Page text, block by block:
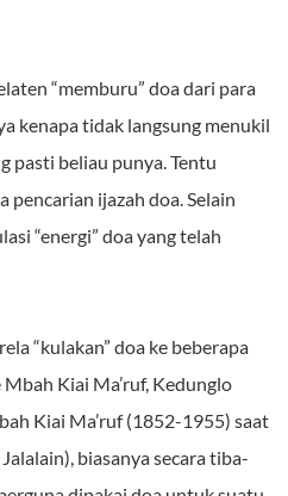
“memburu” doa dari para
kenapa tidak langsung menukil
pasti beliau punya. Tentu
ijazah doa. Selain
“energi” doa yang telah
“kulakan” doa ke beberapa
Kiai Ma’ruf, Kedunglo
Kiai Ma’ruf (1852-1955) saat
biasanya secara tiba-